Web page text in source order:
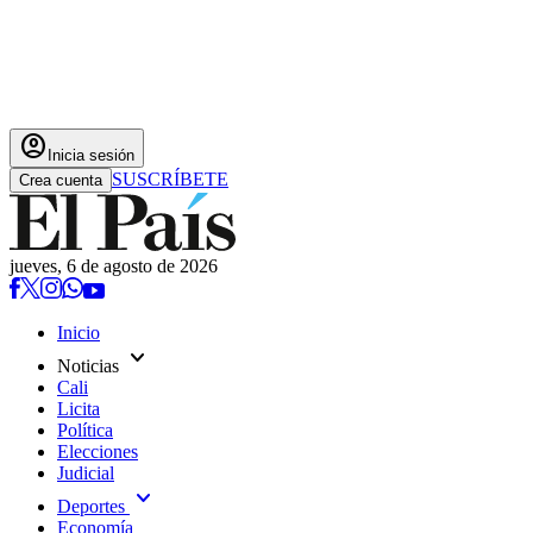
account_circle Inicia sesión
Crea cuenta SUSCRÍBETE
jueves, 6 de agosto de 2026
Inicio
Noticias expand_more
Cali
Licita
Política
Elecciones
Judicial
Deportes expand_more
Economía